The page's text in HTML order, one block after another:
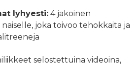
lyhyesti: 4 jakoinen
joka toivoo tehokkaita ja
selostettuina videoina,